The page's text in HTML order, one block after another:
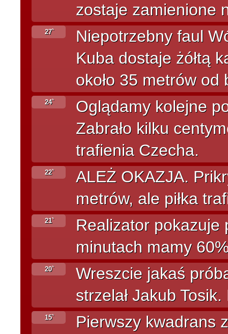
zostaje zamienione
27`
Niepotrzebny faul
Kuba dostaje żółtą
około 35 metrów
24`
Oglądamy kolejne
Zabrało kilku
trafienia Czecha.
22`
ALEŻ OKAZJA.
metrów, ale piłka
21`
Realizator pokazuje
minutach mamy
20`
Wreszcie jakaś
strzelał Jakub
15`
Pierwszy kwadrans